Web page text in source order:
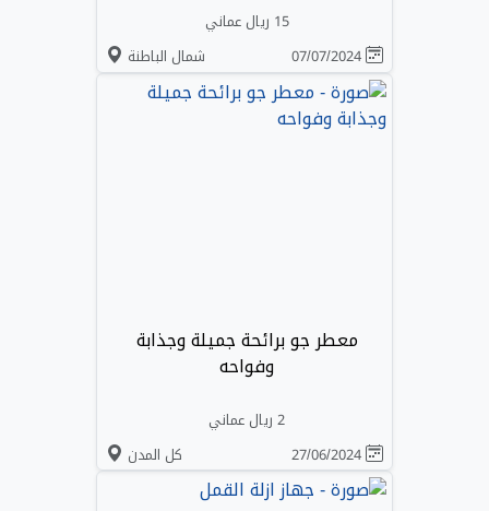
15 ريال عماني
شمال الباطنة
معطر جو برائحة جميلة وجذابة
وفواحه
2 ريال عماني
كل المدن